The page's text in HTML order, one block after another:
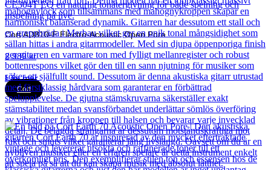
Cort AD810-E Electro-Acoustic Open Pore
2 989kr
Läs mer
Cort